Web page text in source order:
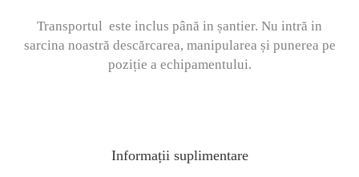
Transportul este inclus până in șantier. Nu intră in
sarcina noastră descărcarea, manipularea și punerea pe
poziție a echipamentului.
Informații suplimentare